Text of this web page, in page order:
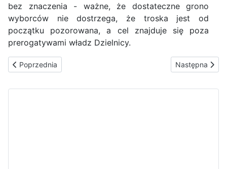
bez znaczenia - ważne, że dostateczne grono
wyborców nie dostrzega, że troska jest od
początku pozorowana, a cel znajduje się poza
prerogatywami władz Dzielnicy.
Poprzednia strona: Obrona Warszawy
Poprzednia Następna
Następna